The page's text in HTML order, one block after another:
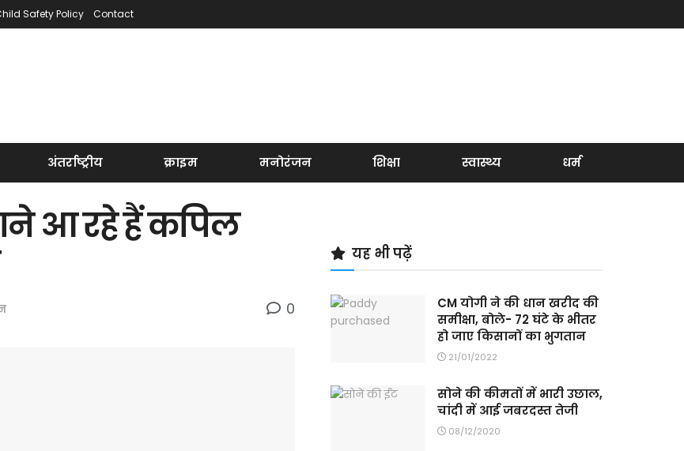
Safety Policy Contact
अंतर्राष्ट्रीय क्राइम मनोरंजन शिक्षा स्वास्थ्य धर्म
आ रहे हैं कपिल
0
यह भी पढ़ें
CM योगी ने की धान खरीद की
समीक्षा, बोले- 72 घंटे के भीतर
हो जाए किसानों का भुगतान
21/01/2022
सोने की कीमतों में भारी उछाल,
चांदी में आई जबरदस्त तेजी
08/12/2020